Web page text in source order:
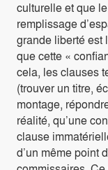
culturelle et que
remplissage
grande liberté est
que cette «
cela, les clauses
(trouver un titre,
montage,
réalité, qu’une
clause
d’un même point